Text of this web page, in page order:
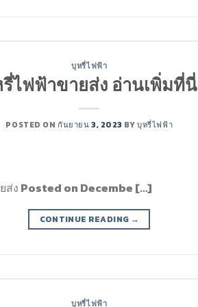
บุหรี่ไฟฟ้า
ไฟฟ้าขายส่ง อ่านเพิ่มที่นี่
POSTED ON กันยายน 3, 2023 BYบุหรี่ไฟฟ้า
ส่ง Posted on Decembe […]
CONTINUE READING →
บุหรี่ไฟฟ้า